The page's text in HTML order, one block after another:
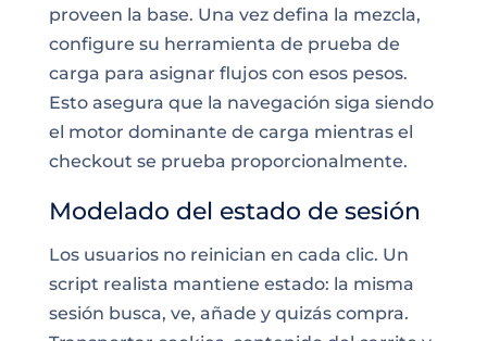
proveen la base. Una vez defina la mezcla,
configure su herramienta de prueba de
carga para asignar flujos con esos pesos.
Esto asegura que la navegación siga siendo
el motor dominante de carga mientras el
checkout se prueba proporcionalmente.
Modelado del estado de sesión
Los usuarios no reinician en cada clic. Un
script realista mantiene estado: la misma
sesión busca, ve, añade y quizás compra.